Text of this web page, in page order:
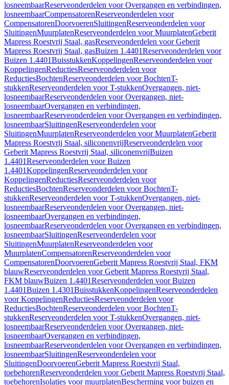
losneembaarReserveonderdelen voor Overgangen en verbindingen,
losneembaarCompensatorenReserveonderdelen voor
CompensatorenDoorvoerenSluitingenReserveonderdelen voor
SluitingenMuurplatenReserveonderdelen voor MuurplatenGeberit
Mapress Roestvrij Staal, gasReserveonderdelen voor Geberit
Mapress Roestvrij Staal, gasBuizen 1.4401Reserveonderdelen voor
Buizen 1.4401BuisstukkenKoppelingenReserveonderdelen voor
KoppelingenReductiesReserveonderdelen voor
ReductiesBochtenReserveonderdelen voor BochtenT-
stukkenReserveonderdelen voor T-stukkenOvergangen, niet-
losneembaarReserveonderdelen voor Overgangen, niet-
losneembaarOvergangen en verbindingen,
losneembaarReserveonderdelen voor Overgangen en verbindingen,
losneembaarSluitingenReserveonderdelen voor
SluitingenMuurplatenReserveonderdelen voor MuurplatenGeberit
Mapress Roestvrij Staal, siliconenvrijReserveonderdelen voor
Geberit Mapress Roestvrij Staal, siliconenvrijBuizen
1.4401Reserveonderdelen voor Buizen
1.4401KoppelingenReserveonderdelen voor
KoppelingenReductiesReserveonderdelen voor
ReductiesBochtenReserveonderdelen voor BochtenT-
stukkenReserveonderdelen voor T-stukkenOvergangen, niet-
losneembaarReserveonderdelen voor Overgangen, niet-
losneembaarOvergangen en verbindingen,
losneembaarReserveonderdelen voor Overgangen en verbindingen,
losneembaarSluitingenReserveonderdelen voor
SluitingenMuurplatenReserveonderdelen voor
MuurplatenCompensatorenReserveonderdelen voor
CompensatorenDoorvoerenGeberit Mapress Roestvrij Staal, FKM
blauwReserveonderdelen voor Geberit Mapress Roestvrij Staal,
FKM blauwBuizen 1.4401Reserveonderdelen voor Buizen
1.4401Buizen 1.4301BuisstukkenKoppelingenReserveonderdelen
voor KoppelingenReductiesReserveonderdelen voor
ReductiesBochtenReserveonderdelen voor BochtenT-
stukkenReserveonderdelen voor T-stukkenOvergangen, niet-
losneembaarReserveonderdelen voor Overgangen, niet-
losneembaarOvergangen en verbindingen,
losneembaarReserveonderdelen voor Overgangen en verbindingen,
losneembaarSluitingenReserveonderdelen voor
SluitingenDoorvoerenGeberit Mapress Roestvrij Staal,
toebehorenReserveonderdelen voor Geberit Mapress Roestvrij Staal,
toebehorenIsolaties voor muurplatenBescherming voor buizen en